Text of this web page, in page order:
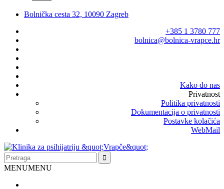
Bolnička cesta 32, 10090 Zagreb
+385 1 3780 777
bolnica@bolnica-vrapce.hr
Kako do nas
Privatnost
Politika privatnosti
Dokumentacija o privatnosti
Postavke kolačića
WebMail
MENUMENU